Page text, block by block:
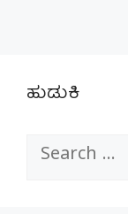
ಹುಡುಕಿ
Search